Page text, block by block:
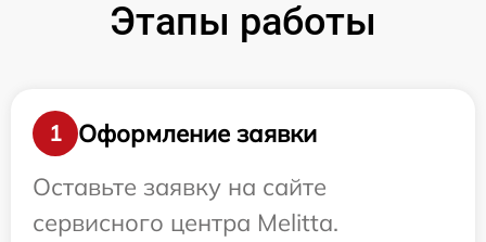
Этапы работы
1
Оформление заявки
Оставьте заявку на сайте
сервисного центра Melitta.